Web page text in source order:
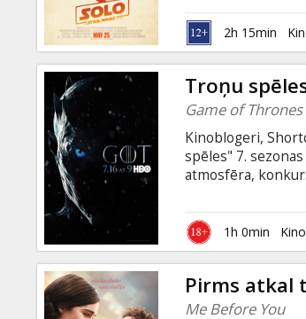
2h 15min
Troņu
Game of
Kinoblogeri,
spēles" 7.
atmosfēra,
piedāvā" seriāla
Kluba1h 0min
Pirms atkal
Me Before You